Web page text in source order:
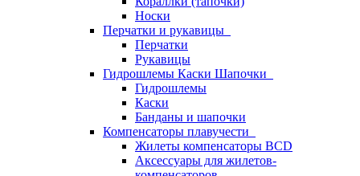
Носки
Перчатки и рукавицы
Перчатки
Рукавицы
Гидрошлемы Каски Шапочки
Гидрошлемы
Каски
Банданы и шапочки
Компенсаторы плавучести
Жилеты компенсаторы BCD
Аксессуары для жилетов-